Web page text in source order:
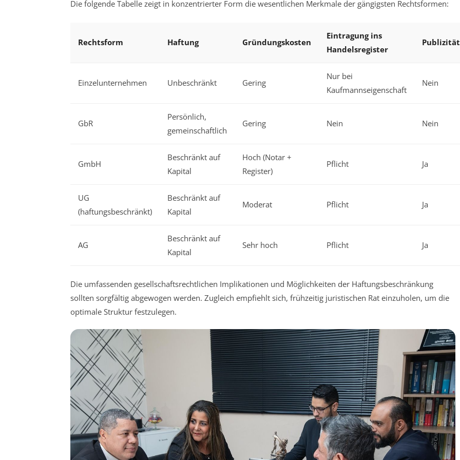
Die folgende Tabelle zeigt in konzentrierter Form die wesentlichen Merkmale der gängigsten Rechtsformen:
Rechtsform Haftung Gründungskosten
Eintragung ins
Handelsregister
Einzelunternehmen Unbeschränkt Gering
Nur bei
Kaufmannseigenschaft
Nein
GbR
Persönlich,
gemeinschaftlich
Gering Nein Nein
GmbH
Beschränkt auf
Kapital
Hoch (Notar +
Register)
Pflicht Ja
UG
(haftungsbeschränkt)
Beschränkt auf
Kapital
Moderat Pflicht Ja
AG
Beschränkt auf
Kapital
Sehr hoch Pflicht Ja
Die umfassenden gesellschaftsrechtlichen Implikationen und Möglichkeiten der Haftungsbeschränkung
sollten sorgfältig abgewogen werden. Zugleich empfiehlt sich, frühzeitig juristischen Rat einzuholen, um die
optimale Struktur festzulegen.